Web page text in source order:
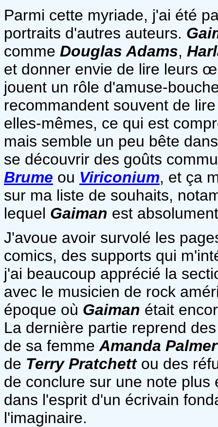
Parmi cette myriade, j'ai été
portraits d'autres auteurs.
comme Douglas Adams,
et donner envie de lire leurs
jouent un rôle d'amuse-
recommandent souvent de
elles-mêmes, ce qui est
mais semble un peu bête
se découvrir des goûts
Brume ou Viriconium, et ça
sur ma liste de souhaits,
lequel Gaiman est
J'avoue avoir survolé les
comics, des supports qui
j'ai beaucoup apprécié la
avec le musicien de rock
époque où Gaiman était
La dernière partie reprend
de sa femme Amanda Palmer
de Terry Pratchettou des
de conclure sur une note
dans l'esprit d'un écrivain
l'imaginaire.